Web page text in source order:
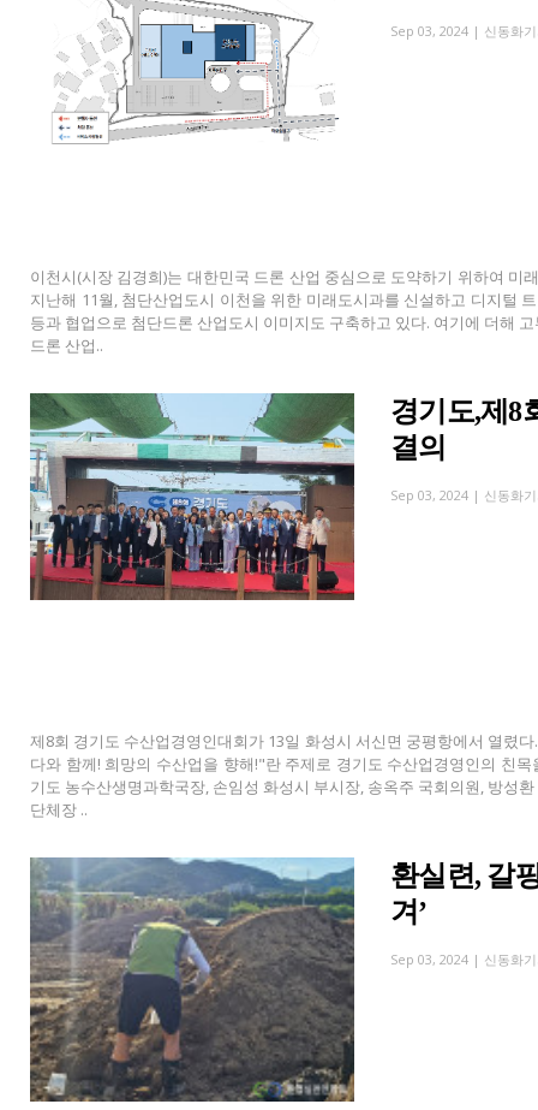
Sep 03, 2024 | 신동화
이천시(시장 김경희)는 대한민국 드론 산업 중심으로 도약하기 위하여
지난해 11월, 첨단산업도시 이천을 위한 미래도시과를 신설하고 디지털
등과 협업으로 첨단드론 산업도시 이미지도 구축하고 있다. 여기에 더해
드론 산업..
경기도,제8
결의
Sep 03, 2024 | 신동화
제8회 경기도 수산업경영인대회가 13일 화성시 서신면 궁평항에서 열렸
다와 함께! 희망의 수산업을 향해!"란 주제로 경기도 수산업경영인의 친
기도 농수산생명과학국장, 손임성 화성시 부시장, 송옥주 국회의원, 방성
단체장 ..
환실련, 갈
겨’
Sep 03, 2024 | 신동화